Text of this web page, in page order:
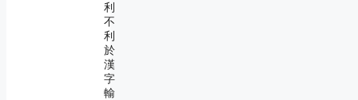
利
不
利
於
漢
字
輸